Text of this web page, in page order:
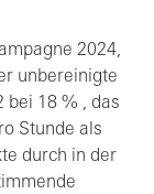
2024,
unbereinigte
bei 18 % , das
Stunde als
durch in der